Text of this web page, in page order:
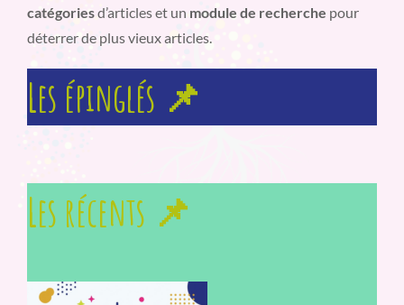
catégoriesd’articles et un module de recherche pour
déterrer de plus vieux articles.
Les épinglés 📌
Les récents 📌